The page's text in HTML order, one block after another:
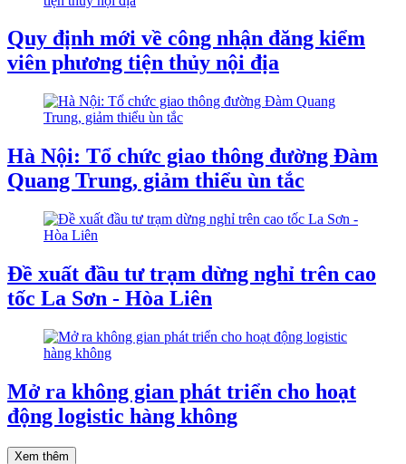
Quy định mới về công nhận đăng kiểm
viên phương tiện thủy nội địa
Hà Nội: Tổ chức giao thông đường Đàm
Quang Trung, giảm thiểu ùn tắc
Đề xuất đầu tư trạm dừng nghỉ trên cao
tốc La Sơn - Hòa Liên
Mở ra không gian phát triển cho hoạt
động logistic hàng không
Xem thêm